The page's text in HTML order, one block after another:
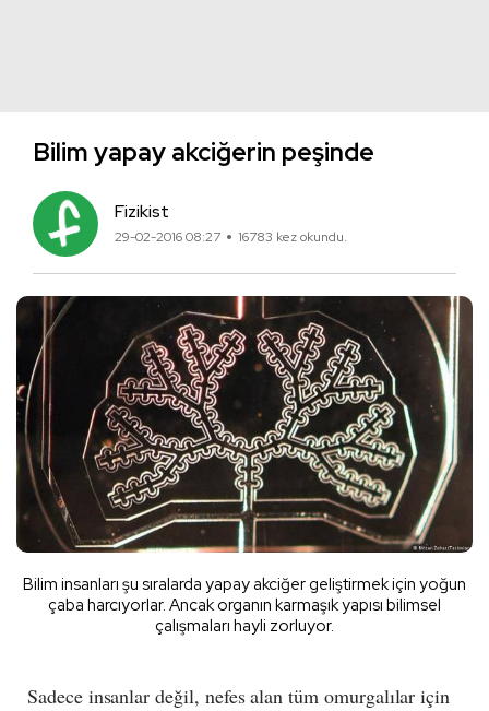
Bilim yapay akciğerin peşinde
Fizikist
29-02-2016 08:27 16783 kez okundu.
Bilim insanları şu sıralarda yapay akciğer geliştirmek için yoğun
çaba harcıyorlar. Ancak organın karmaşık yapısı bilimsel
çalışmaları hayli zorluyor.
Sadece insanlar değil, nefes alan tüm omurgalılar için